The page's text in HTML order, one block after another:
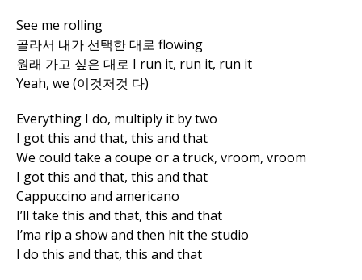
See me rolling
골라서 내가 선택한 대로 flowing
원래 가고 싶은 대로 I run it, run it, run it
Yeah, we (이것저것 다)
Everything I do, multiply it by two
I got this and that, this and that
We could take a coupe or a truck, vroom, vroom
I got this and that, this and that
Cappuccino and americano
I’ll take this and that, this and that
I’ma rip a show and then hit the studio
I do this and that, this and that